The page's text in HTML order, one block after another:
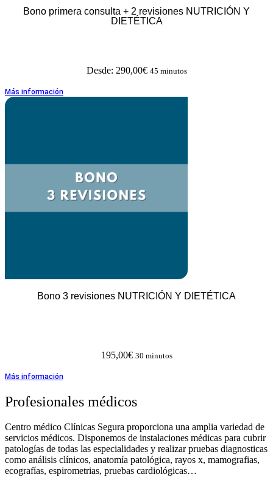
Bono primera consulta + 2 revisiones NUTRICIÓN Y
DIETÉTICA
Desde: 290,00€ 45 minutos
Más información
Bono 3 revisiones NUTRICIÓN Y DIETÉTICA
195,00€ 30 minutos
Más información
Profesionales médicos
Centro médico Clínicas Segura proporciona una amplia variedad de
servicios médicos. Disponemos de instalaciones médicas para cubrir
patologías de todas las especialidades y realizar pruebas diagnosticas
como análisis clínicos, anatomía patológica, rayos x, mamografias,
ecografías, espirometrias, pruebas cardiológicas…